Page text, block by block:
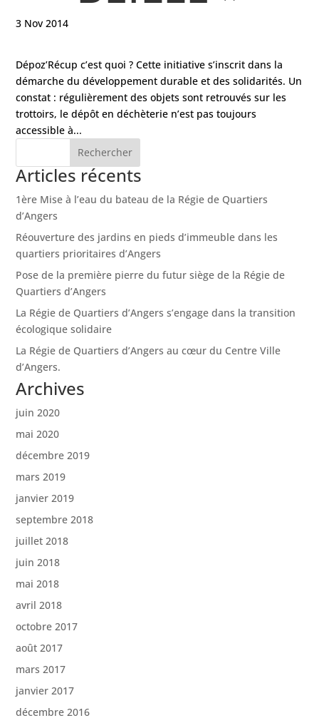
3 Nov 2014
Dépoz’Récup c’est quoi ? Cette initiative s’inscrit dans la
démarche du développement durable et des solidarités. Un
constat : régulièrement des objets sont retrouvés sur les
trottoirs, le dépôt en déchèterie n’est pas toujours
accessible à...
Articles récents
1ère Mise à l’eau du bateau de la Régie de Quartiers
d’Angers
Réouverture des jardins en pieds d’immeuble dans les
quartiers prioritaires d’Angers
Pose de la première pierre du futur siège de la Régie de
Quartiers d’Angers
La Régie de Quartiers d’Angers s’engage dans la transition
écologique solidaire
La Régie de Quartiers d’Angers au cœur du Centre Ville
d’Angers.
Archives
juin 2020
mai 2020
décembre 2019
mars 2019
janvier 2019
septembre 2018
juillet 2018
juin 2018
mai 2018
avril 2018
octobre 2017
août 2017
mars 2017
janvier 2017
décembre 2016